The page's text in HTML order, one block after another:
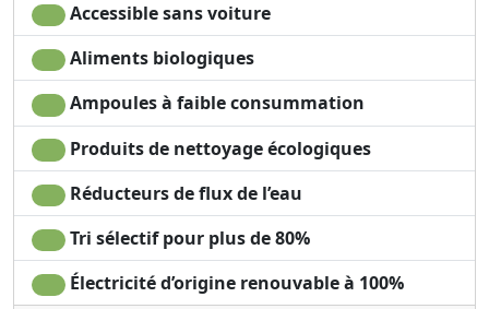
Accessible sans voiture
Aliments biologiques
Ampoules à faible consummation
Produits de nettoyage écologiques
Réducteurs de flux de l’eau
Tri sélectif pour plus de 80%
Électricité d’origine renouvable à 100%